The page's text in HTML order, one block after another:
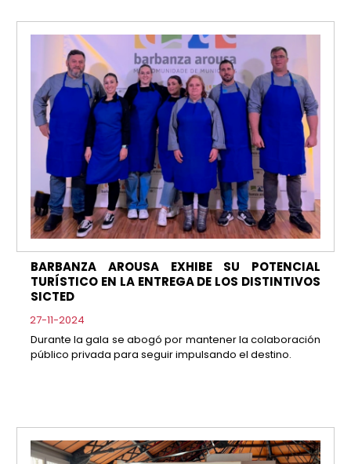
BARBANZA AROUSA EXHIBE SU POTENCIAL
TURÍSTICO EN LA ENTREGA DE LOS DISTINTIVOS
SICTED
27-11-2024
Durante la gala se abogó por mantener la colaboración
público privada para seguir impulsando el destino.